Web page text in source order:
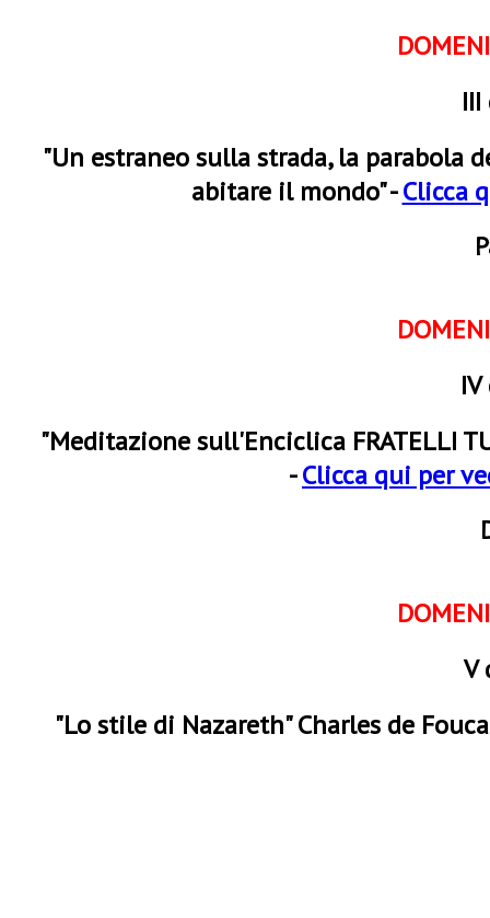
"Un estraneo sulla strada, la parabola
abitare il mondo" -Clicca
"Meditazione sull'Enciclica FRATELLI
-Clicca qui per
V
"Lo stile di Nazareth" Charles de